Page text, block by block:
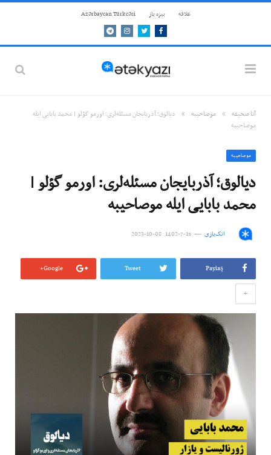
علاقه بيزه ياز Azərbaycan Türkcəsi
Facebook
Twitter
Instagram
Telegram
آنا صحيفه » موصاحيبه »
دیالوق؛ آذربایجان مسئله‌لری: اورمو گؤلو | محمد بابایی ایله
موصاحیبه
موصاحيبه
دیالوق؛ آذربایجان مسئله‌لری: اورمو گؤلو |
محمد بابایی ایله موصاحیبه
اتک‌یازی 16-7-1402 08-10-2023
Paylaş
Tweet
Google+
+